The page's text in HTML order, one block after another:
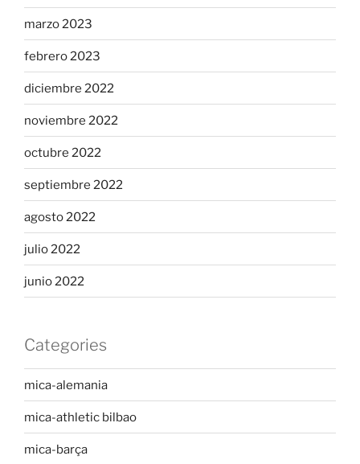
marzo 2023
febrero 2023
diciembre 2022
noviembre 2022
octubre 2022
septiembre 2022
agosto 2022
julio 2022
junio 2022
Categories
mica-alemania
mica-athletic bilbao
mica-barça